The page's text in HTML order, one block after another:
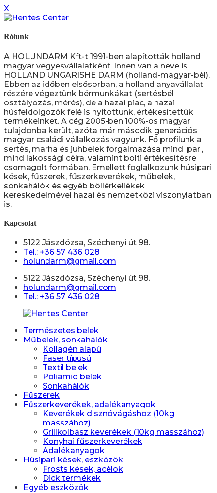
X
Rólunk
A HOLUNDARM Kft-t 1991-ben alapították holland
magyar vegyesvállalatként. Innen van a neve is
HOLLAND UNGARISHE DARM (holland-magyar-bél).
Ebben az időben elsősorban, a holland anyavállalat
részére végeztünk bérmunkákat (sertésbél
osztályozás, mérés), de a hazai piac, a hazai
húsfeldolgozók felé is nyitottunk, értékesítettük
termékeinket. A cég 2005-ben 100%-os magyar
tulajdonba került, azóta már második generációs
magyar családi vállalkozás vagyunk. Fő profilunk a
sertés, marha és juhbelek forgalmazása mind ipari,
mind lakossági célra, valamint bolti értékesítésre
csomagolt formában. Emellett foglalkozunk húsipari
kések, fűszerek, fűszerkeverékek, műbelek,
sonkahálók és egyéb böllérkellékek
kereskedelmével hazai és nemzetközi viszonylatban
is.
Kapcsolat
5122 Jászdózsa, Széchenyi út 98.
Tel.: +36 57 436 028
holundarm@gmail.com
5122 Jászdózsa, Széchenyi út 98.
holundarm@gmail.com
Tel.: +36 57 436 028
Természetes belek
Műbelek, sonkahálók
Kollagén alapú
Faser típusú
Textil belek
Poliamid belek
Sonkahálók
Fűszerek
Fűszerkeverékek, adalékanyagok
Keverékek disznóvágáshoz (10kg
masszához)
Grillkolbász keverékek (10kg masszához)
Konyhai fűszerkeverékek
Adalékanyagok
Húsipari kések, eszközök
Frosts kések, acélok
Dick termékek
Egyéb eszközök